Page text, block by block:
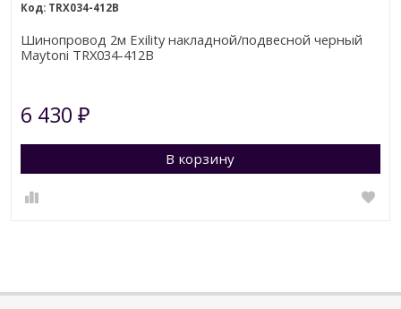
TRX034-412B
Шинопровод 2м Exility накладной/подвесной черный
Maytoni TRX034-412B
6 430₽
В корзину